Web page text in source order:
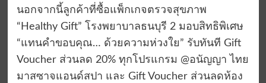
นอกจากนี้ลูกค้าที่ซื้อแพ็กเกจตรวจสุขภาพ
“Healthy Gift” โรงพยาบาลธนบุรี 2 มอบสิทธิพิเศษ
“แทนคำขอบคุณ… ด้วยความห่วงใย” รับทันที Gift
Voucher ส่วนลด 20% ทุกโปรแกรม @อนัญญา ไทย
มาสซาจแอนด์สปา และ Gift Voucher ส่วนลดห้อง